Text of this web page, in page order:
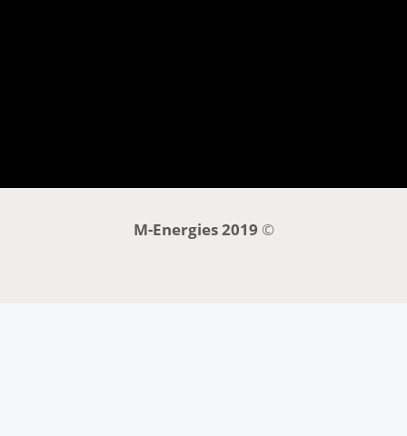
M-Energies 2019 ©